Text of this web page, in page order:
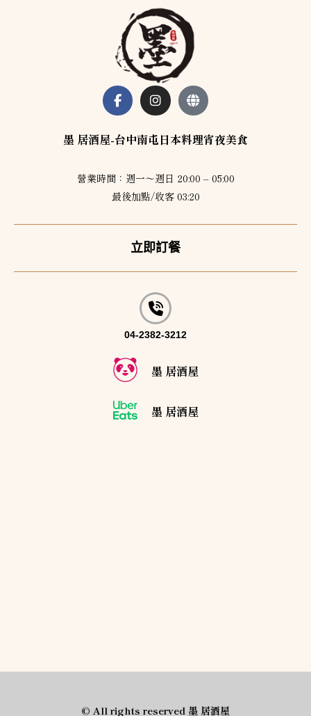
Facebook-
f
Instagram
Globe
墨 居酒屋-台中南屯日本料理宵夜美食
營業時間：週一～週日 20:00 – 05:00
最後加點/收客 03:20
立即訂餐
04-2382-3212
墨 居酒屋
墨 居酒屋
© All rights reserved 墨 居酒屋